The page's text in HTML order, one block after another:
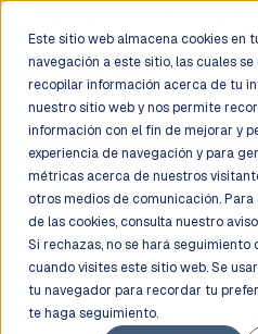
Este sitio web almacena cookies en
navegación a este sitio, las cuales
recopilar información acerca de tu
nuestro sitio web y nos permite
información con el fin de mejorar y
experiencia de navegación y para
métricas acerca de nuestros
otros medios de comunicación.
de las cookies, consulta nuestro
Si rechazas, no se hará seguimiento
cuando visites este sitio web. Se
tu navegador para recordar tu
te haga seguimiento.
Talk to an
CLOUD , LIDERAZGO